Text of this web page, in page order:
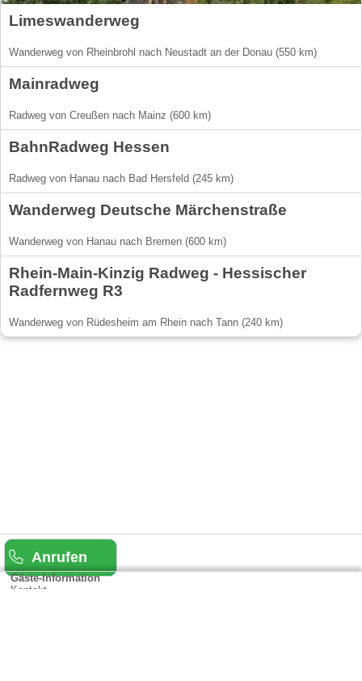
Limeswanderweg
Wanderweg von Rheinbrohl nach Neustadt an der Donau (550 km)
Mainradweg
Radweg von Creußen nach Mainz (600 km)
BahnRadweg Hessen
Radweg von Hanau nach Bad Hersfeld (245 km)
Wanderweg Deutsche Märchenstraße
Wanderweg von Hanau nach Bremen (600 km)
Rhein-Main-Kinzig Radweg - Hessischer
Radfernweg R3
Wanderweg von Rüdesheim am Rhein nach Tann (240 km)
Anrufen
Gäste-Information
Kontakt